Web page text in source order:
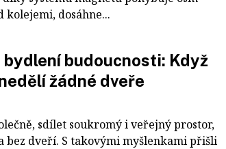
dosáhne...
bydlení budoucnosti: Když
žádné dveře
sdílet soukromý i veřejný prostor,
bez dveří. S takovými myšlenkami přišli